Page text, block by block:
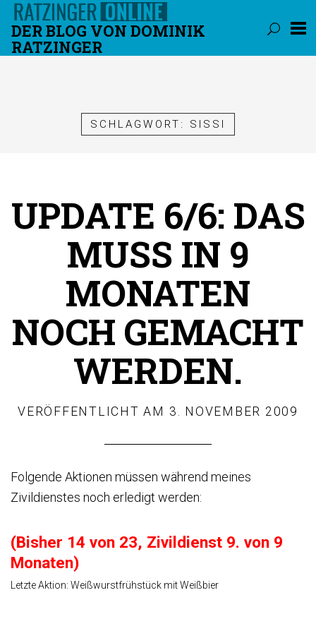
DER BLOG VON DOMINIK
RATZINGER
SCHLAGWORT: SISSI
UPDATE 6/6: DAS
MUSS IN 9
MONATEN
NOCH GEMACHT
WERDEN.
VERÖFFENTLICHT AM 3. NOVEMBER 2009
Folgende Aktionen müssen während meines
Zivildienstes noch erledigt werden:
(Bisher 14 von 23, Zivildienst 9. von 9
Monaten)
Letzte Aktion: Weißwurstfrühstück mit Weißbier